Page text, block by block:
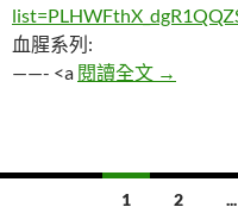
血腥系列:
——- <a 閱讀全文 一場ˇ道
→
1 2 ...